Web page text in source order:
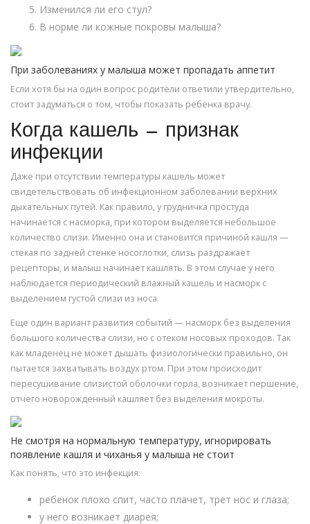
Изменился ли его стул?
В норме ли кожные покровы малыша?
При заболеваниях у малыша может пропадать аппетит
Если хотя бы на один вопрос родители ответили утвердительно,
стоит задуматься о том, чтобы показать ребенка врачу.
Когда кашель — признак
инфекции
Даже при отсутствии температуры кашель может
свидетельствовать об инфекционном заболевании верхних
дыхательных путей. Как правило, у грудничка простуда
начинается с насморка, при котором выделяется небольшое
количество слизи. Именно она и становится причиной кашля —
стекая по задней стенке носоглотки, слизь раздражает
рецепторы, и малыш начинает кашлять. В этом случае у него
наблюдается периодический влажный кашель и насморк с
выделением густой слизи из носа.
Еще один вариант развития событий — насморк без выделения
большого количества слизи, но с отеком носовых проходов. Так
как младенец не может дышать физиологически правильно, он
пытается захватывать воздух ртом. При этом происходит
пересушивание слизистой оболочки горла, возникает першение,
отчего новорожденный кашляет без выделения мокроты.
Не смотря на нормальную температуру, игнорировать
появление кашля и чиханья у малыша не стоит
Как понять, что это инфекция:
ребенок плохо спит, часто плачет, трет нос и глаза;
у него возникает диарея;